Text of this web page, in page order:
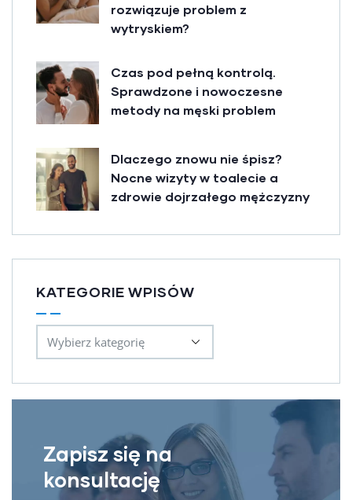
rozwiązuje problem z
wytryskiem?
Czas pod pełną kontrolą.
Sprawdzone i nowoczesne
metody na męski problem
Dlaczego znowu nie śpisz?
Nocne wizyty w toalecie a
zdrowie dojrzałego mężczyzny
KATEGORIE WPISÓW
Zapisz się na
konsultację